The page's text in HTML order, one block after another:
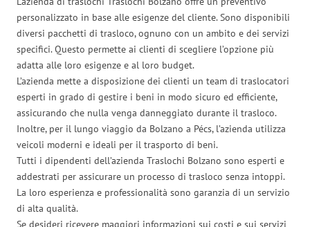
personalizzato in base alle esigenze del cliente. Sono disponibili
diversi pacchetti di trasloco, ognuno con un ambito e dei servizi
specifici. Questo permette ai clienti di scegliere l’opzione più
adatta alle loro esigenze e al loro budget.
L’azienda mette a disposizione dei clienti un team di traslocatori
esperti in grado di gestire i beni in modo sicuro ed efficiente,
assicurando che nulla venga danneggiato durante il trasloco.
Inoltre, per il lungo viaggio da Bolzano a Pécs, l’azienda utilizza
veicoli moderni e ideali per il trasporto di beni.
Tutti i dipendenti dell’azienda Traslochi Bolzano sono esperti e
addestrati per assicurare un processo di trasloco senza intoppi.
La loro esperienza e professionalità sono garanzia di un servizio
di alta qualità.
Se desideri ricevere maggiori informazioni sui costi e sui servizi